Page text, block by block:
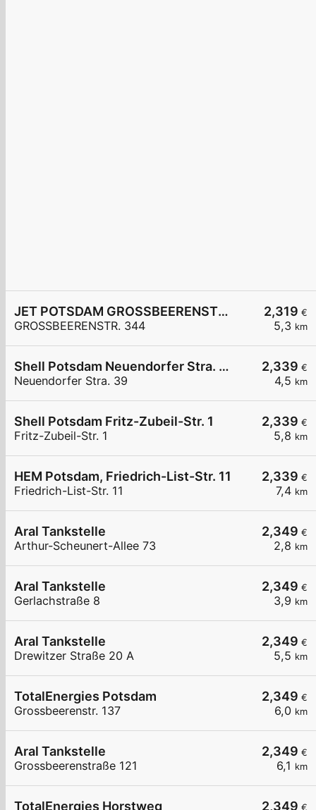
2,319 €
5,3 km
JET POTSDAM GROSSBEERENSTR. 344
GROSSBEERENSTR. 344
2,339 €
4,5 km
Shell Potsdam Neuendorfer Stra. 39
Neuendorfer Stra. 39
2,339 €
5,8 km
Shell Potsdam Fritz-Zubeil-Str. 1
Fritz-Zubeil-Str. 1
2,339 €
7,4 km
HEM Potsdam, Friedrich-List-Str. 11
Friedrich-List-Str. 11
2,349 €
2,8 km
Aral Tankstelle
Arthur-Scheunert-Allee 73
2,349 €
3,9 km
Aral Tankstelle
Gerlachstraße 8
2,349 €
5,5 km
Aral Tankstelle
Drewitzer Straße 20 A
2,349 €
6,0 km
TotalEnergies Potsdam
Grossbeerenstr. 137
2,349 €
6,1 km
Aral Tankstelle
Grossbeerenstraße 121
2,349 €
TotalEnergies Horstweg